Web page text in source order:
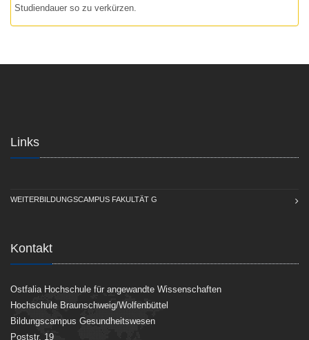
Studiendauer so zu verkürzen.
Links
WEITERBILDUNGSCAMPUS FAKULTÄT G
Kontakt
Ostfalia Hochschule für angewandte Wissenschaften
Hochschule Braunschweig/Wolfenbüttel
Bildungscampus Gesundheitswesen
Poststr. 19